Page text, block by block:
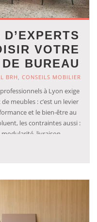
VOTRE
BUREAU
BRH, CONSEILS MOBILIER
à Lyon exige
meubles : c’est un levier
et le bien-être au
les contraintes aussi :
livraison
et respect du budget